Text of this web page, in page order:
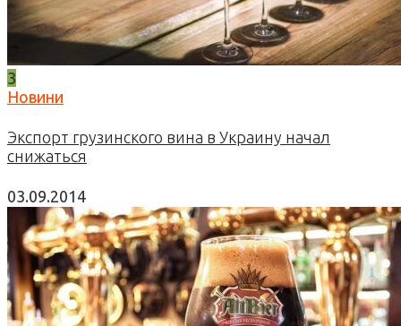
3
Новини
Экспорт грузинского вина в Украину начал
снижаться
03.09.2014